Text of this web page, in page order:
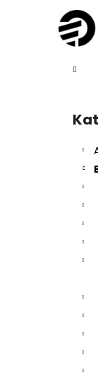
Zpět
Zpět
57